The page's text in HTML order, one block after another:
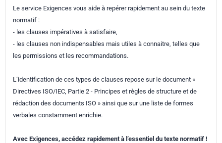
Le service Exigences vous aide à repérer rapidement au sein du texte
normatif :
- les clauses impératives à satisfaire,
- les clauses non indispensables mais utiles à connaitre, telles que
les permissions et les recommandations.
L’identification de ces types de clauses repose sur le document «
Directives ISO/IEC, Partie 2 - Principes et règles de structure et de
rédaction des documents ISO » ainsi que sur une liste de formes
verbales constamment enrichie.
Avec Exigences, accédez rapidement à l’essentiel du texte normatif !